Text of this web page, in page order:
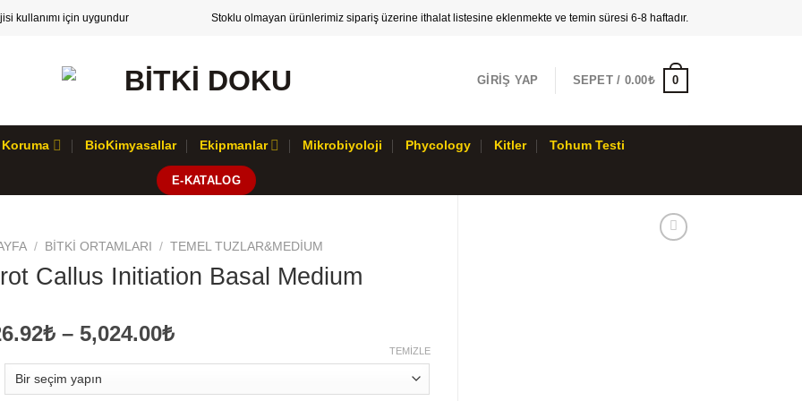
kullanımı için uygundur Stoklu olmayan ürünlerimiz sipariş üzerine ithalat listesine eklenmekte ve temin süresi 6-8 haftadır.
GIRIŞ YAP SEPET / 0.00₺ 0
Koruma BioKimyasallar Ekipmanlar Mikrobiyoloji Phycology Kitler Tohum Testi
E-KATALOG
/ BITKI ORTAMLARI / TEMEL TUZLAR&MEDIUM
Callus Initiation Basal Medium
–5,024.00₺Fiyat
TEMIZLE